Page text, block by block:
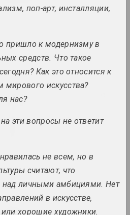
reality
large-scale exhibition
for architecture
large-scale exhibition
Sayapina
exhibition
поп-арт, инсталляции,
пришло к модернизму в
средств. Что такое
Как это относится к
искусства?
нас?
эти вопросы не ответит
не всем, но в
считают, что
над личными амбициями. Нет
в искусстве,
хорошие художники.